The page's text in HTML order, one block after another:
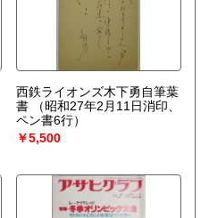
西鉄ライオンズ木下勇自筆葉
書
（昭和27年2月11日消印、
ペン書6行）
￥5,500